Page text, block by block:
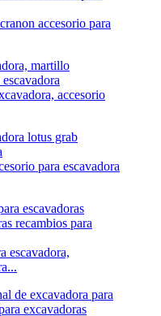
accesorio para
accesorio
para escavadora
escavadora,